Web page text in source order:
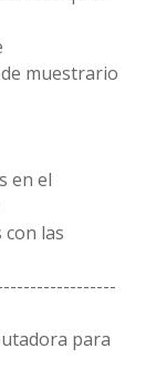
muestrario
en el
las
para